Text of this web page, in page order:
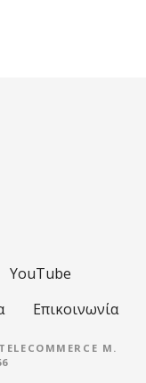
YouTube
Επικοινωνία
M.